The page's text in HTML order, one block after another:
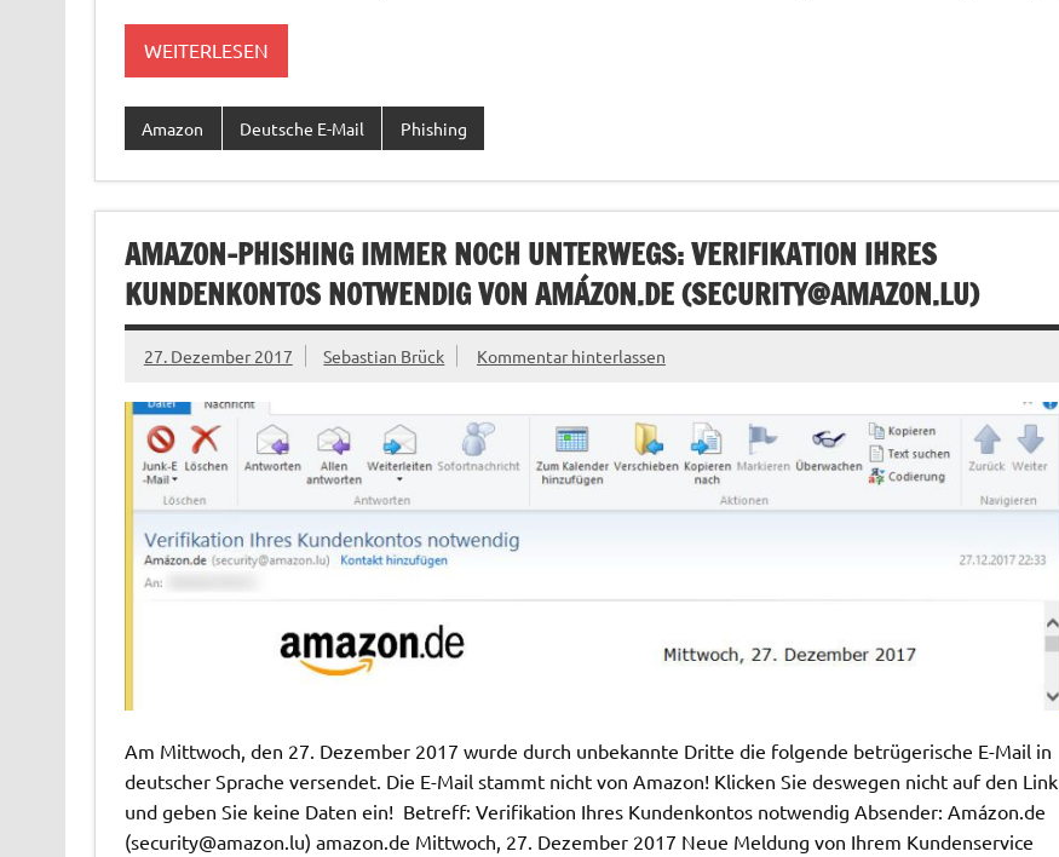
WEITERLESEN
Amazon Deutsche E-Mail Phishing
AMAZON-PHISHING IMMER NOCH UNTERWEGS: VERIFIKATION IHRES
KUNDENKONTOS NOTWENDIG VON AMÁZON.DE (SECURITY@AMAZON.LU)
27. Dezember 2017 Sebastian Brück Kommentar hinterlassen
Am Mittwoch, den 27. Dezember 2017 wurde durch unbekannte Dritte die folgende betrügerische E-Mail in
deutscher Sprache versendet. Die E-Mail stammt nicht von Amazon! Klicken Sie deswegen nicht auf den Link
und geben Sie keine Daten ein! Betreff: Verifikation Ihres Kundenkontos notwendig Absender: Amázon.de
(security@amazon.lu) amazon.de Mittwoch, 27. Dezember 2017 Neue Meldung von Ihrem Kundenservice